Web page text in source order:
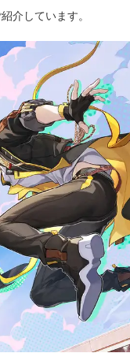
介しています。